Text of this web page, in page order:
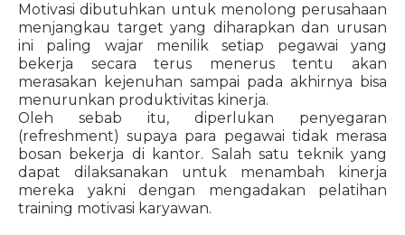
Motivasi dibutuhkan untuk menolong perusahaan
menjangkau target yang diharapkan dan urusan
ini paling wajar menilik setiap pegawai yang
bekerja secara terus menerus tentu akan
merasakan kejenuhan sampai pada akhirnya bisa
menurunkan produktivitas kinerja.
Oleh sebab itu, diperlukan penyegaran
(refreshment) supaya para pegawai tidak merasa
bosan bekerja di kantor. Salah satu teknik yang
dapat dilaksanakan untuk menambah kinerja
mereka yakni dengan mengadakan pelatihan
training motivasi karyawan.